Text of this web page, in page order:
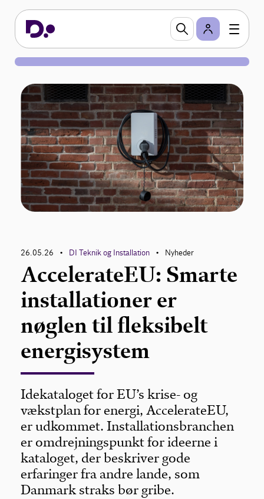
26.05.26 • DI Teknik og Installation • Nyheder
AccelerateEU: Smarte
installationer er
nøglen til fleksibelt
energisystem
Idekataloget for EU’s krise- og
vækstplan for energi, AccelerateEU,
er udkommet. Installationsbranchen
er omdrejningspunkt for ideerne i
kataloget, der beskriver gode
erfaringer fra andre lande, som
Danmark straks bør gribe.